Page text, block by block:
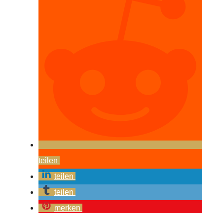
teilen
teilen
teilen
merken